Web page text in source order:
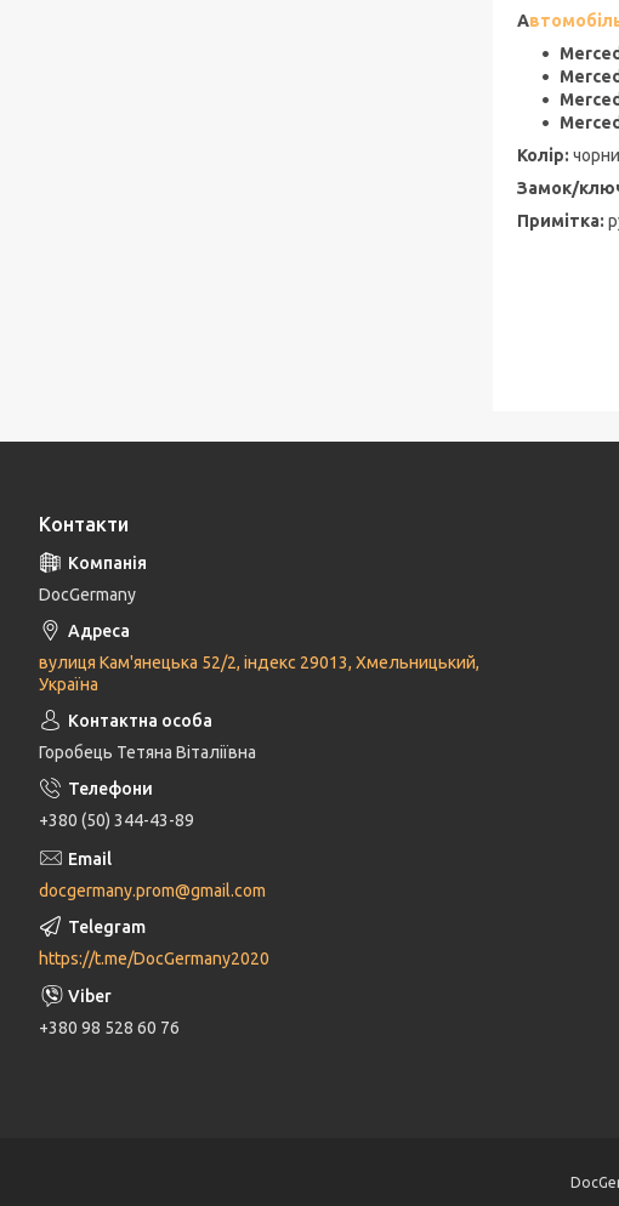
А
Колір:
Замок/
Примітка:
Контакти
DocGermany
вулиця Кам'янецька 52/2, індекс 29013, Хмельницький,
Україна
Горобець Тетяна Віталіївна
+380 (50) 344-43-89
docgermany.prom@gmail.com
https://t.me/DocGermany2020
+380 98 528 60 76